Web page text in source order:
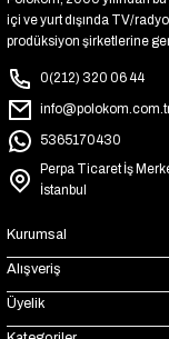
içi ve yurt dışında TV/
prodüksiyon şirketlerine
0(212) 320 06 44
5365170430
Perpa Ticaret İş
İstanbul
Kurumsal
Alışveriş
Üyelik